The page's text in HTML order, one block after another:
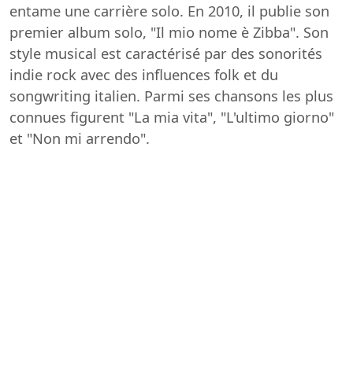
entame une carrière solo. En 2010, il publie son
premier album solo, "Il mio nome è Zibba". Son
style musical est caractérisé par des sonorités
indie rock avec des influences folk et du
songwriting italien. Parmi ses chansons les plus
connues figurent "La mia vita", "L'ultimo giorno"
et "Non mi arrendo".